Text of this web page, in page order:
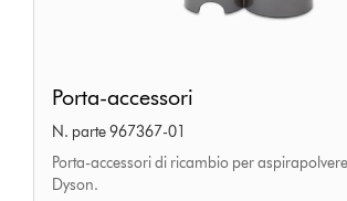
accessori
Porta-accessori
N. parte 967367-01
Porta-accessori di ricambio per
Dyson.